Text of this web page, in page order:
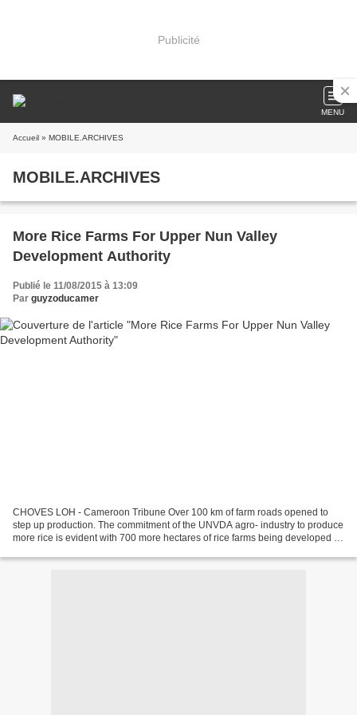
Publicité
MENU
Accueil » MOBILE.ARCHIVES
MOBILE.ARCHIVES
More Rice Farms For Upper Nun Valley
Development Authority
Publié le 11/08/2015 à 13:09
Par guyzoducamer
CHOVES LOH - Cameroon Tribune Over 100 km of farm roads opened to
step up production. The commitment of the UNVDA agro- industry to produce
more rice is evident with 700 more hectares of rice farms being developed in